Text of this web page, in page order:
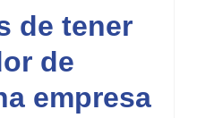
de tener
de
empresa